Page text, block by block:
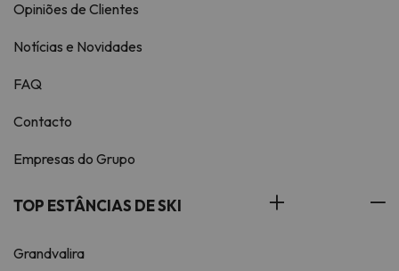
Opiniões de Clientes
Notícias e Novidades
FAQ
Contacto
Empresas do Grupo
TOP ESTÂNCIAS DE SKI
Grandvalira